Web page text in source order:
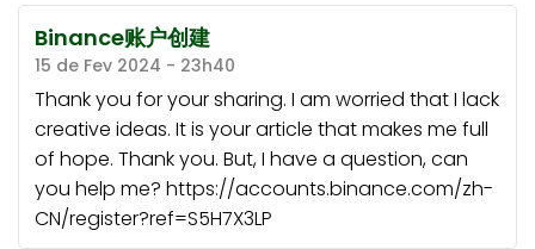
Binance账户创建
15 de Fev 2024 - 23h40
Thank you for your sharing. I am worried that I lack
creative ideas. It is your article that makes me full
of hope. Thank you. But, I have a question, can
you help me? https://accounts.binance.com/zh-
CN/register?ref=S5H7X3LP